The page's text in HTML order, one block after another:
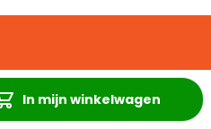
In mijn winkelwagen